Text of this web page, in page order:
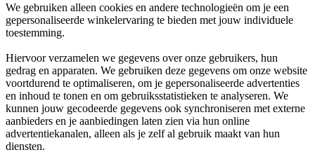
We gebruiken alleen cookies en andere technologieën om je een
gepersonaliseerde winkelervaring te bieden met jouw individuele
toestemming.
Hiervoor verzamelen we gegevens over onze gebruikers, hun
gedrag en apparaten. We gebruiken deze gegevens om onze website
voortdurend te optimaliseren, om je gepersonaliseerde advertenties
en inhoud te tonen en om gebruiksstatistieken te analyseren. We
kunnen jouw gecodeerde gegevens ook synchroniseren met externe
aanbieders en je aanbiedingen laten zien via hun online
advertentiekanalen, alleen als je zelf al gebruik maakt van hun
diensten.